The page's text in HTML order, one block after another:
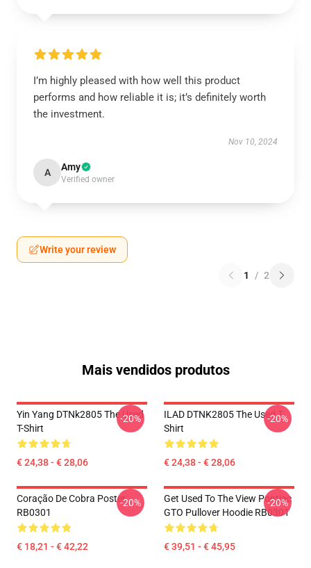
I’m highly pleased with how well this product
performs and how reliable it is; it’s definitely worth
the investment.
Nov 10, 2024
A Amy
Verified owner
Write your review
1 / 2
Mais vendidos produtos
Yin Yang DTNk2805 The Used
T-Shirt
€ 24,38 - € 28,06
-20%
ILAD DTNK2805 The Used T-
Shirt
€ 24,38 - € 28,06
-20%
Coração De Cobra Poster
RB0301
€ 18,21 - € 42,22
-20%
Get Used To The View Pontiac
GTO Pullover Hoodie RB0301
€ 39,51 - € 45,95
-20%